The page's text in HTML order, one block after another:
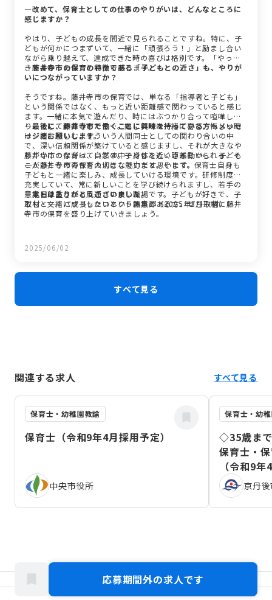
―改めて、保育士としての仕事のやりがいは、どんなところに
感じますか？
やはり、子どもの成長を間近で見られることですね。特に、子
どもが何かにつまずいて、一緒に「頑張ろう！」と励まし合い
ながら乗り越えて、達成できた時の喜びは格別です。「やって
きてよかったな」と心から感じます。
―藤井寺市の保育の特徴である「子どもとの近さ」も、やりが
いにつながっていますか？
そうですね。藤井寺市の保育では、単なる「指導者と子ども」
という関係ではなく、もっと近い距離感で関わっていると感じ
ます。一緒に本気で遊んだり、時にはぶつかり合って喧嘩した
り、そして仲直りしたり…。嬉しい時は一緒に喜び、悔しい時
は一緒に悲しむ。そういう人間同士としての関わり合いの中
で、深い信頼関係が築けていると感じますし、それが大きなや
りがいにつながっています。子どもと近い距離にいられる、そ
こが藤井寺市の保育の大きな魅力だと思います。
―最後に、藤井寺市で働くことに興味を持っている方へメッセ
ージをお願いします。
藤井寺市の保育は、自然の中で身体をたくさん動かし、子ども
一人ひとりの育ちを大切にしています。そして、保育士自身も
子どもと一緒に楽しみ、成長していける環境です。研修制度も
充実していて、常に新しいことを学び続けられますし、若手の
意見も尊重される風通しの良い職場です。子どもが好きで、子
どもと一緒に成長したいという熱意のある方、ぜひ一緒に藤井
寺市の保育を盛り上げていきましょう。
―本日はありがとうございました。
取材・文：パブリックコネクト編集部（2025年3月取材）
2025/06/02
すべて見る
関連する求人 すべて見る
保育士・幼稚園教諭
保育士（令和9年4月採用予定）
中央市役所
保育士・幼
◇35歳ま
保育士・
（令和9
京丹
応募期間外の求人です